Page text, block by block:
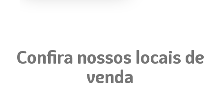
Confira nossos locais de
venda